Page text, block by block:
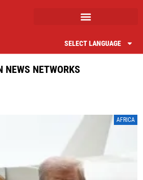
SELECT LANGUAGE
NEWS NETWORKS
AFRICA